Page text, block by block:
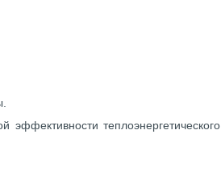
эффективности теплоэнергетического